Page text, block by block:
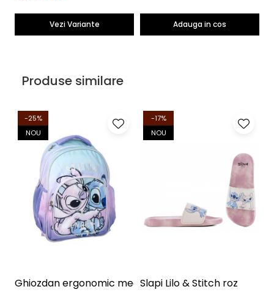
Vezi Variante Adauga in cos
Produse similare
-25%
NOU
Ghiozdan ergonomic mediu scoala Lilo & Stitch
-17%
NOU
Slapi Lilo & Stitch roz